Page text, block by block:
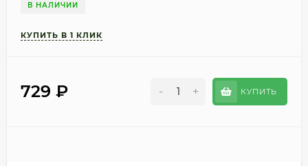
В НАЛИЧИИ
729 ₽ - + КУПИТЬ